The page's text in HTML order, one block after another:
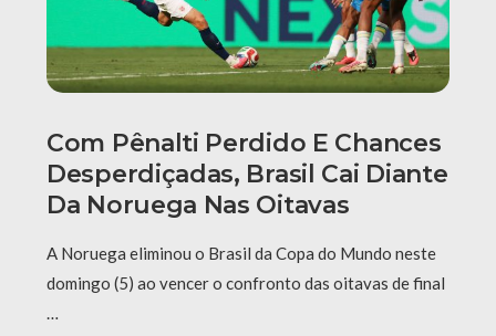
Com Pênalti Perdido E Chances
Desperdiçadas, Brasil Cai Diante
Da Noruega Nas Oitavas
A Noruega eliminou o Brasil da Copa do Mundo neste
domingo (5) ao vencer o confronto das oitavas de final
…